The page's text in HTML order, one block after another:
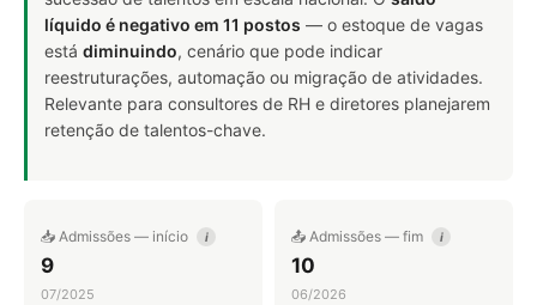
líquido é negativo em 11 postos — o estoque de vagas
está diminuindo, cenário que pode indicar
reestruturações, automação ou migração de atividades.
Relevante para consultores de RH e diretores planejarem
retenção de talentos-chave.
📥 Admissões — início i
9
07/2025
📤 Admissões — fim i
10
06/2026